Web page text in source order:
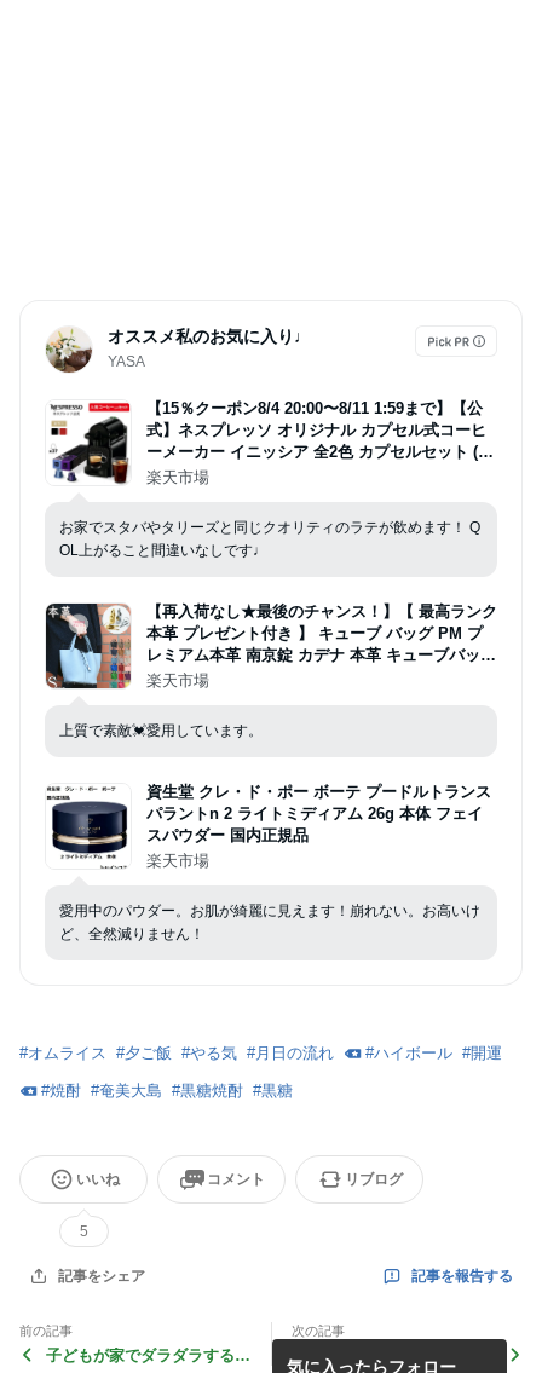
オススメ私のお気に入り♩
YASA
【15％クーポン8/4 20:00〜8/11 1:59まで】【公
式】ネスプレッソ オリジナル カプセル式コーヒ
ーメーカー イニッシア 全2色 カプセルセット (27
カプセル) エスプレッソマシン | コーヒーメーカ
レッソ Nespresso
楽天市場
お家でスタバやタリーズと同じクオリティのラテが飲めます！ Q
OL上がること間違いなしです♩
【再入荷なし★最後のチャンス！】【 最高ランク
本革 プレゼント付き 】 キューブ バッグ PM プ
レミアム本革 南京錠 カデナ 本革 キューブバッグ
レディース ハンドバッグ 牛革 鞄 レディース ハ
コタンナ
楽天市場
上質で素敵💓愛用しています。
資生堂 クレ・ド・ポー ボーテ プードルトランス
パラントn 2 ライトミディアム 26g 本体 フェイ
スパウダー 国内正規品
楽天市場
愛用中のパウダー。お肌が綺麗に見えます！崩れない。お高いけ
ど、全然減りません！
#オムライス #夕ご飯 #やる気 #月日の流れ #ハイボール #開運
#焼酎 #奄美大島 #黒糖焼酎 #黒糖
いいね
5
コメント リブログ
記事をシェア 記事を報告する
前の記事
子どもが家でダラダラするこ
次の記事
運気が下がっている時の過ご
気に入ったらフォロー